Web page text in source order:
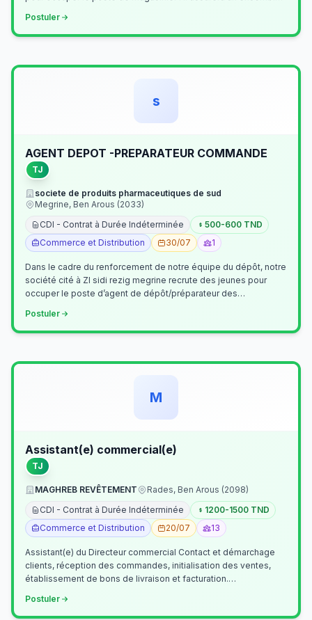
Postuler
s
AGENT DEPOT -PREPARATEUR COMMANDE
TJ
societe de produits pharmaceutiques de sud
Megrine, Ben Arous (2033)
CDI - Contrat à Durée Indéterminée
500-600 TND
Commerce et Distribution
30/07 1
Dans le cadre du renforcement de notre équipe du dépôt, notre
société cité à ZI sidi rezig megrine recrute des jeunes pour
occuper le poste d’agent de dépôt/préparateur des
Postuler
M
Assistant(e) commercial(e)
TJ
MAGHREB REVÊTEMENT
Rades, Ben Arous (2098)
CDI - Contrat à Durée Indéterminée
1200-1500 TND
Commerce et Distribution
20/07 13
Assistant(e) du Directeur commercial Contact et démarchage
clients, réception des commandes, initialisation des ventes,
établissement de bons de livraison et facturation.
Postuler